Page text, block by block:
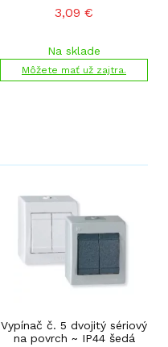
3,09 €
Na sklade
Môžete mať už zajtra.
Vypínač č. 5 dvojitý sériový
na povrch ~ IP44 šedá